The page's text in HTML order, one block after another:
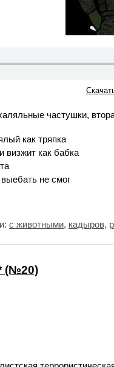
частушки,
как тряпка
визжит как бабка
не смог
с животными, кадыров,
(№20)